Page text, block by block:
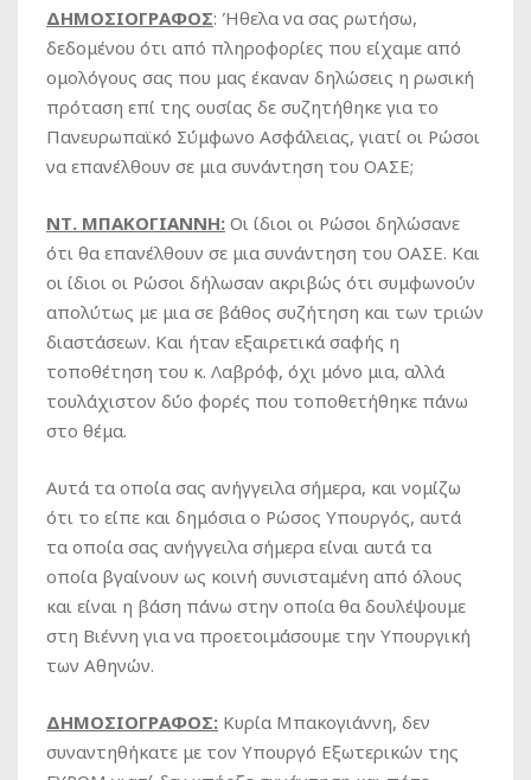
ΔΗΜΟΣΙΟΓΡΑΦΟΣ: Ήθελα να σας ρωτήσω,
δεδομένου ότι από πληροφορίες που είχαμε από
ομολόγους σας που μας έκαναν δηλώσεις η ρωσική
πρόταση επί της ουσίας δε συζητήθηκε για το
Πανευρωπαϊκό Σύμφωνο Ασφάλειας, γιατί οι Ρώσοι
να επανέλθουν σε μια συνάντηση του ΟΑΣΕ;
ΝΤ. ΜΠΑΚΟΓΙΑΝΝΗ: Οι ίδιοι οι Ρώσοι δηλώσανε
ότι θα επανέλθουν σε μια συνάντηση του ΟΑΣΕ. Και
οι ίδιοι οι Ρώσοι δήλωσαν ακριβώς ότι συμφωνούν
απολύτως με μια σε βάθος συζήτηση και των τριών
διαστάσεων. Και ήταν εξαιρετικά σαφής η
τοποθέτηση του κ. Λαβρόφ, όχι μόνο μια, αλλά
τουλάχιστον δύο φορές που τοποθετήθηκε πάνω
στο θέμα.
Αυτά τα οποία σας ανήγγειλα σήμερα, και νομίζω
ότι το είπε και δημόσια ο Ρώσος Υπουργός, αυτά
τα οποία σας ανήγγειλα σήμερα είναι αυτά τα
οποία βγαίνουν ως κοινή συνισταμένη από όλους
και είναι η βάση πάνω στην οποία θα δουλέψουμε
στη Βιέννη για να προετοιμάσουμε την Υπουργική
των Αθηνών.
ΔΗΜΟΣΙΟΓΡΑΦΟΣ: Κυρία Μπακογιάννη, δεν
συναντηθήκατε με τον Υπουργό Εξωτερικών της